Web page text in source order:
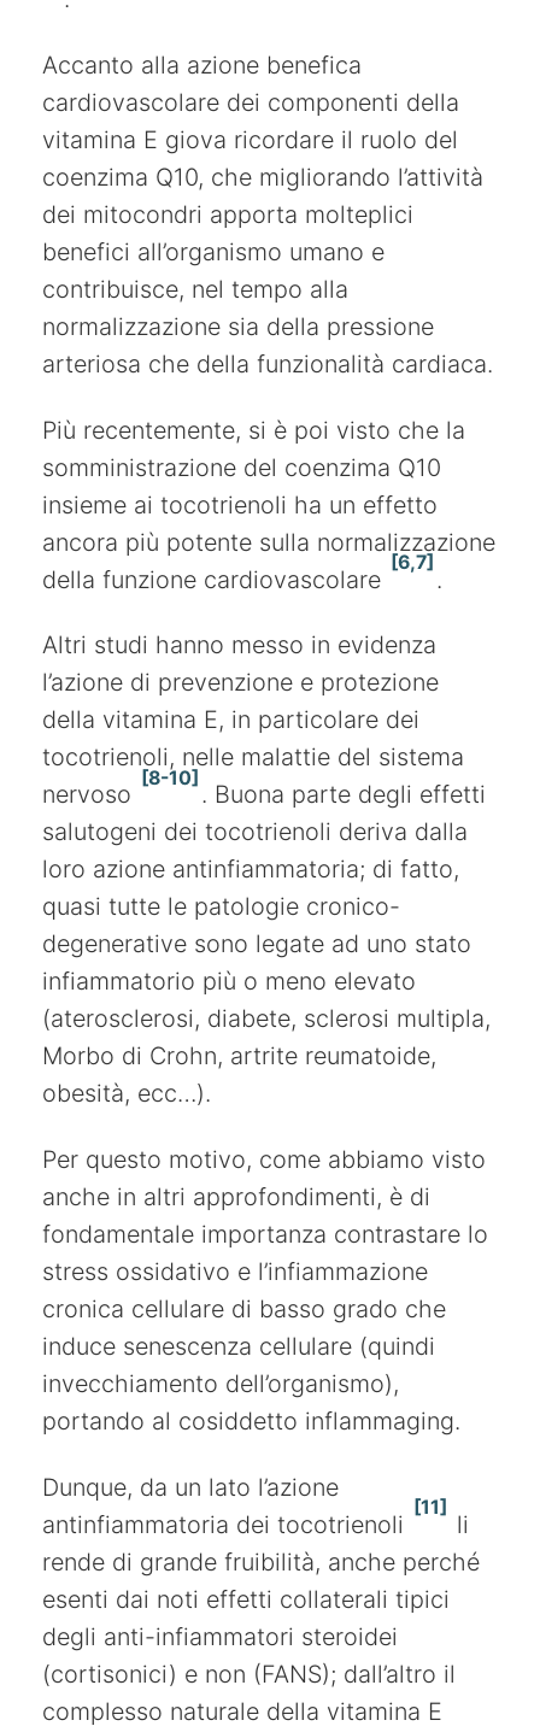
Accanto alla azione benefica
cardiovascolare dei componenti della
vitamina E giova ricordare il ruolo del
coenzima Q10, che migliorando l’attività
dei mitocondri apporta molteplici
benefici all’organismo umano e
contribuisce, nel tempo alla
normalizzazione sia della pressione
arteriosa che della funzionalità cardiaca.
Più recentemente, si è poi visto che la
somministrazione del coenzima Q10
insieme ai tocotrienoli ha un effetto
ancora più potente sulla normalizzazione
della funzione cardiovascolare
[6,7]
.
Altri studi hanno messo in evidenza
l’azione di prevenzione e protezione
della vitamina E, in particolare dei
tocotrienoli, nelle malattie del sistema
nervoso
[8-10]
. Buona parte degli effetti
salutogeni dei tocotrienoli deriva dalla
loro azione antinfiammatoria; di fatto,
quasi tutte le patologie cronico-
degenerative sono legate ad uno stato
infiammatorio più o meno elevato
(aterosclerosi, diabete, sclerosi multipla,
Morbo di Crohn, artrite reumatoide,
obesità, ecc…).
Per questo motivo, come abbiamo visto
anche in altri approfondimenti, è di
fondamentale importanza contrastare lo
stress ossidativo e l’infiammazione
cronica cellulare di basso grado che
induce senescenza cellulare (quindi
invecchiamento dell’organismo),
portando al cosiddetto inflammaging.
Dunque, da un lato l’azione
antinfiammatoria dei tocotrienoli
[11]
li
rende di grande fruibilità, anche perché
esenti dai noti effetti collaterali tipici
degli anti-infiammatori steroidei
(cortisonici) e non (FANS); dall’altro il
complesso naturale della vitamina E